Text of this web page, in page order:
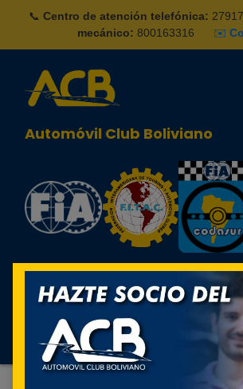
📞 Centro de atención telefónica:
mecánico: 800163316 ✉️
Automóvil Club Boliviano